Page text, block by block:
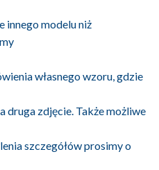
innego modelu niż
własnego wzoru, gdzie
druga zdjęcie. Także możliwe
szczegółów prosimy o